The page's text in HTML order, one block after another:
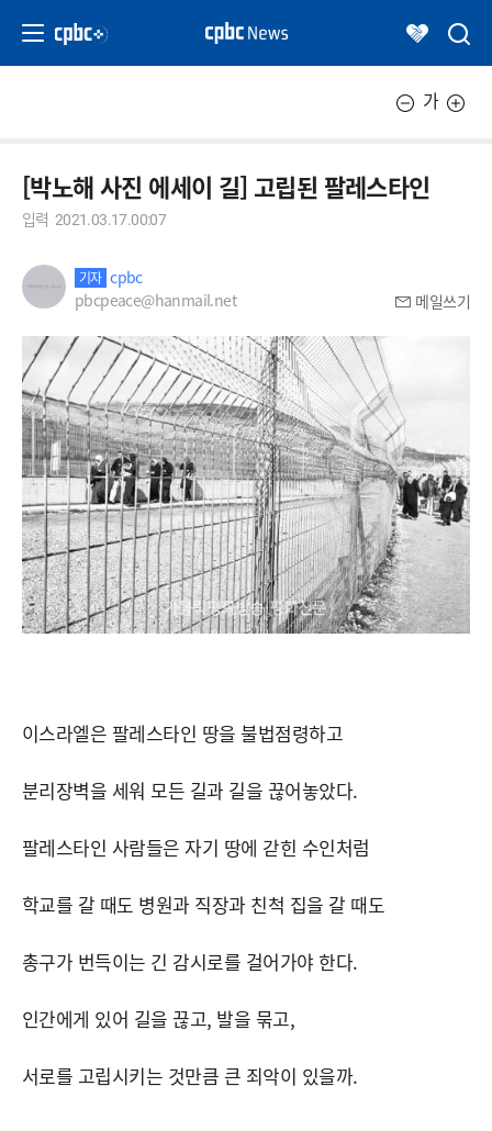
가
[박노해 사진 에세이 길] 고립된 팔레스타인
입력 2021.03.17.00:07
기자 cpbc
pbcpeace@hanmail.net
메일쓰기
이스라엘은 팔레스타인 땅을 불법점령하고
분리장벽을 세워 모든 길과 길을 끊어놓았다.
팔레스타인 사람들은 자기 땅에 갇힌 수인처럼
학교를 갈 때도 병원과 직장과 친척 집을 갈 때도
총구가 번득이는 긴 감시로를 걸어가야 한다.
인간에게 있어 길을 끊고, 발을 묶고,
서로를 고립시키는 것만큼 큰 죄악이 있을까.